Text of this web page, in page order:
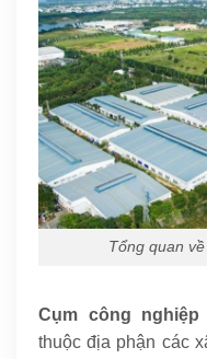
Tổng quan
Cụm công
thuộc địa phận các